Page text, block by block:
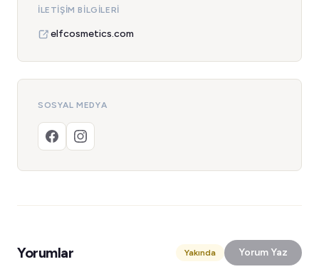
İLETIŞIM BILGILERI
elfcosmetics.com
SOSYAL MEDYA
Yorumlar Yakında Yorum Yaz